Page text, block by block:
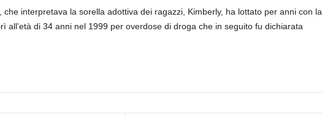
che interpretava la sorella adottiva dei ragazzi, Kimberly, ha lottato per anni con la
all’età di 34 anni nel 1999 per overdose di droga che in seguito fu dichiarata